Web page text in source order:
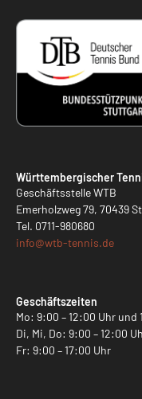
Württembergischer
Geschäftsstelle WTB
Emerholzweg 79, 70439
Tel. 0711-980680
info@wtb-tennis.de
Geschäftszeiten
Mo: 9:00 – 12:00 Uhr und
Di, Mi, Do: 9:00 – 12:00
Fr: 9:00 – 17:00 Uhr